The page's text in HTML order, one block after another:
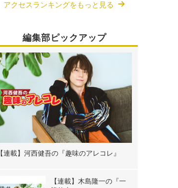
アクセスランキングをもっと見る
編集部ピックアップ
【連載】河西健吾の『趣味のアレコレ』
【連載】木島隆一の『一